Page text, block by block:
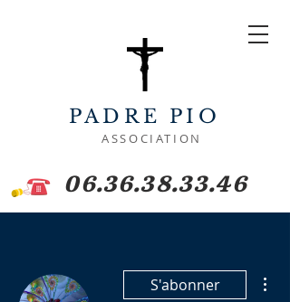
PADRE PIO
ASSOCIATION
06.36.38.33.46
S'abonner